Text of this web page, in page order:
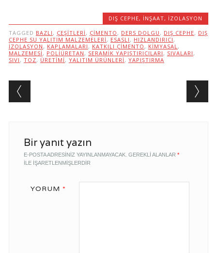
DIŞ CEPHE, İNŞAAT, IZOLASYON
TAGGED BAZLI , ÇEŞITLERI , ÇIMENTO , DERS DOLGU , DIŞ CEPHE, DIŞ
CEPHE SU YALITIM MALZEMELERI , ESASLI , HIZLANDIRICI ,
IZOLASYON , KAPLAMALARI , KATKILI ÇIMENTO , KIMYASAL,
MALZEMESI , POLIÜRETAN , SERAMIK YAPIŞTIRICILARI , SIVALARI ,
SIVI , TOZ, ÜRETIMI , YALITIM ÜRÜNLERI , YAPIŞTIRMA
Post navigation
Bir yanıt yazın
E-POSTA ADRESINIZ YAYINLANMAYACAK. GEREKLI ALANLAR *
ILE IŞARETLENMIŞLERDIR
YORUM *